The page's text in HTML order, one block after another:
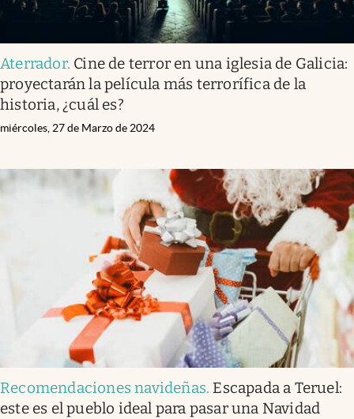
Aterrador. Cine de terror en una iglesia de Galicia:
proyectarán la película más terrorífica de la
historia, ¿cuál es?
miércoles, 27 de Marzo de 2024
Recomendaciones navideñas. Escapada a Teruel:
este es el pueblo ideal para pasar una Navidad